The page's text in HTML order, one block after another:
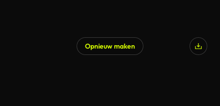
Opnieuw maken